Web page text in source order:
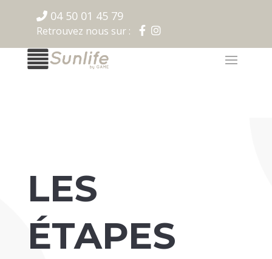
04 50 01 45 79
Retrouvez nous sur :
LES
ÉTAPES